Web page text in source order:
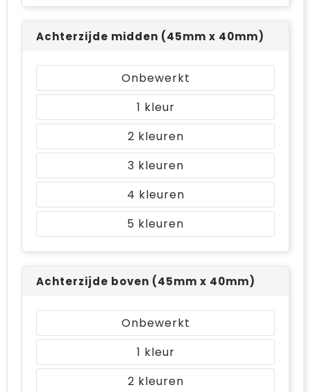
Achterzijde midden (45mm x 40mm)
Onbewerkt
1
2
3
4
5
Achterzijde boven (45mm x 40mm)
Onbewerkt
1
2